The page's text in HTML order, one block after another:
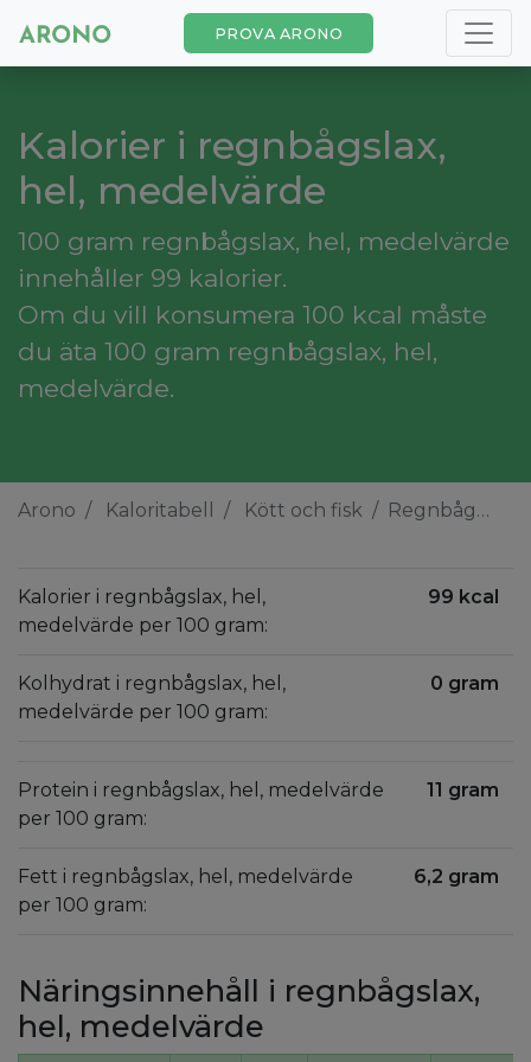
PROVA ARONO
Kalorier i regnbågslax,
hel, medelvärde
100 gram regnbågslax, hel, medelvärde
innehåller 99 kalorier.
Om du vill konsumera 100 kcal måste
du äta 100 gram regnbågslax, hel,
medelvärde.
Arono Kaloritabell Kött och fisk Regnbågslax, hel, medelvärde
Kalorier i regnbågslax, hel,
medelvärde per 100 gram:
99 kcal
Kolhydrat i regnbågslax, hel,
medelvärde per 100 gram:
0 gram
Protein i regnbågslax, hel, medelvärde
per 100 gram:
11 gram
Fett i regnbågslax, hel, medelvärde
per 100 gram:
6,2 gram
Näringsinnehåll i regnbågslax,
hel, medelvärde